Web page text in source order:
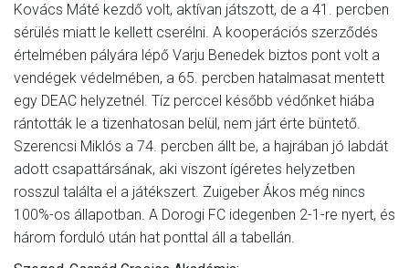
Kovács Máté kezdő volt, aktívan játszott, de a 41. percben
sérülés miatt le kellett cserélni. A kooperációs szerződés
értelmében pályára lépő Varju Benedek biztos pont volt a
vendégek védelmében, a 65. percben hatalmasat mentett
egy DEAC helyzetnél. Tíz perccel később védőnket hiába
rántották le a tizenhatosan belül, nem járt érte büntető.
Szerencsi Miklós a 74. percben állt be, a hajrában jó labdát
adott csapattársának, aki viszont ígéretes helyzetben
rosszul találta el a játékszert. Zuigeber Ákos még nincs
100%-os állapotban. A Dorogi FC idegenben 2-1-re nyert, és
három forduló után hat ponttal áll a tabellán.